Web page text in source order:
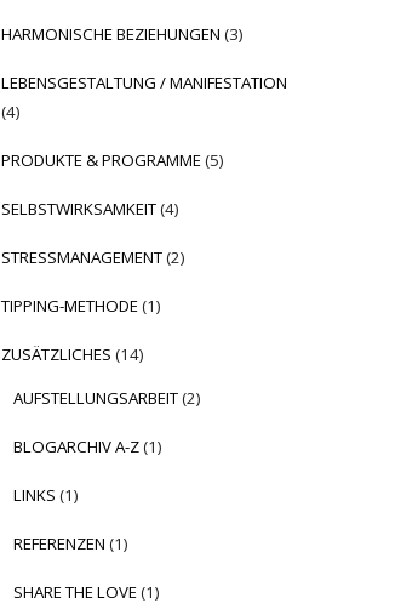
HARMONISCHE BEZIEHUNGEN (3)
LEBENSGESTALTUNG / MANIFESTATION
(4)
PRODUKTE & PROGRAMME(5)
SELBSTWIRKSAMKEIT(4)
STRESSMANAGEMENT(2)
TIPPING-METHODE(1)
ZUSÄTZLICHES (14)
AUFSTELLUNGSARBEIT(2)
BLOGARCHIV A-Z(1)
LINKS (1)
REFERENZEN (1)
SHARE THE LOVE(1)